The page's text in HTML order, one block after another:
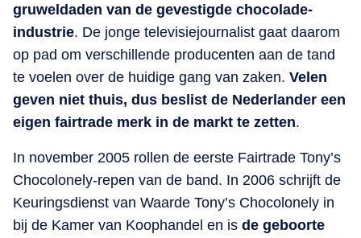
gruweldaden van de gevestigde chocolade-
industrie. De jonge televisiejournalist gaat daarom
op pad om verschillende producenten aan de tand
te voelen over de huidige gang van zaken. Velen
geven niet thuis, dus beslist de Nederlander een
eigen fairtrade merk in de markt te zetten.
In november 2005 rollen de eerste Fairtrade Tony’s
Chocolonely-repen van de band. In 2006 schrijft de
Keuringsdienst van Waarde Tony’s Chocolonely in
bij de Kamer van Koophandel en is de geboorte